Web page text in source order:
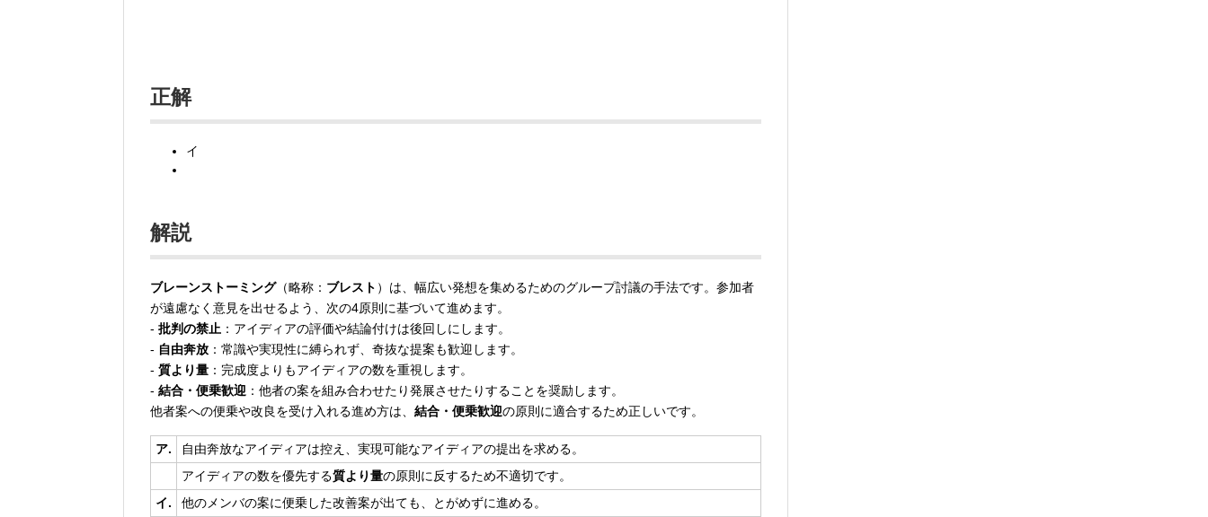
正解
イ
解説
ブレーンストーミング（略称： ブレスト ）は、幅広い発想を集めるためのグループ討議の手法です。参加者
が遠慮なく意見を出せるよう、次の4原則に基づいて進めます。
- 批判の禁止 ：アイディアの評価や結論付けは後回しにします。
- 自由奔放 ：常識や実現性に縛られず、奇抜な提案も歓迎します。
- 質より量 ：完成度よりもアイディアの数を重視します。
- 結合・便乗歓迎 ：他者の案を組み合わせたり発展させたりすることを奨励します。
他者案への便乗や改良を受け入れる進め方は、 結合・便乗歓迎の原則に適合するため正しいです。
ア.
自由奔放なアイディアは控え、実現可能なアイディアの提出を求める。
アイディアの数を優先する質より量の原則に反するため不適切です。
イ.
他のメンバの案に便乗した改善案が出ても、とがめずに進める。